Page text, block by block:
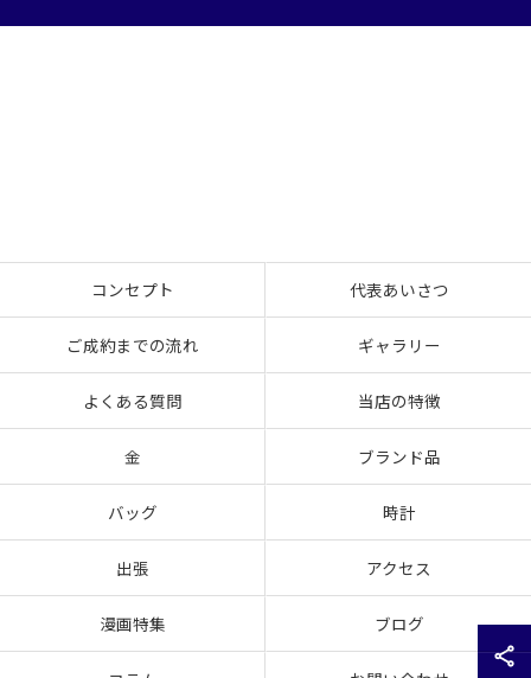
コンセプト 代表あいさつ
ご成約までの流れ ギャラリー
よくある質問 当店の特徴
金 ブランド品
バッグ 時計
出張 アクセス
漫画特集 ブログ